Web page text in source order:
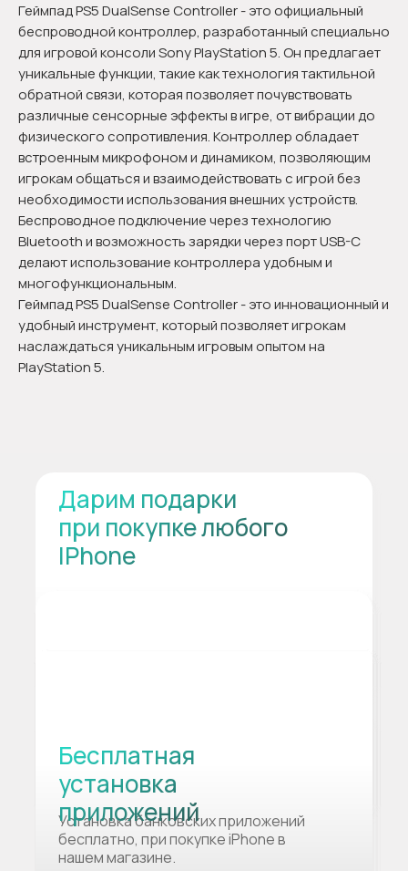
Геймпад PS5 DualSense Controller - это официальный
беспроводной контроллер, разработанный специально
для игровой консоли Sony PlayStation 5. Он предлагает
уникальные функции, такие как технология тактильной
обратной связи, которая позволяет почувствовать
различные сенсорные эффекты в игре, от вибрации до
физического сопротивления. Контроллер обладает
встроенным микрофоном и динамиком, позволяющим
игрокам общаться и взаимодействовать с игрой без
необходимости использования внешних устройств.
Беспроводное подключение через технологию
Bluetooth и возможность зарядки через порт USB-C
делают использование контроллера удобным и
многофункциональным.
Геймпад PS5 DualSense Controller - это инновационный и
удобный инструмент, который позволяет игрокам
наслаждаться уникальным игровым опытом на
PlayStation 5.
Дарим подарки
при покупке любого
IPhone
Установка банковских приложений
бесплатно, при покупке iPhone в
нашем магазине.
Бесплатная
установка
приложений